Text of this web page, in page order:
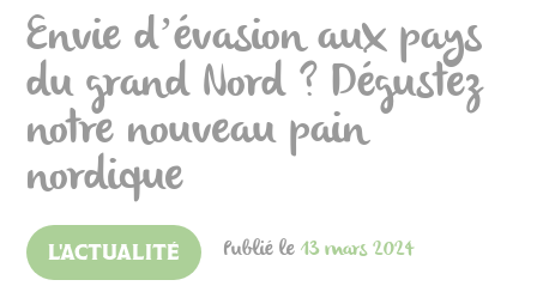
Envie d’évasion aux pays
du grand Nord ? Dégustez
notre nouveau pain
nordique
L'ACTUALITÉ Publié le13 mars 2024